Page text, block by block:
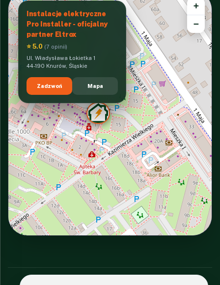
Instalacje elektryczne
Pro Installer - oficjalny
partner Eltrox
⭐ 5.0 (7 opinii)
Ul. Władysława Łokietka 1
44-190 Knurów, Śląskie
Zadzwoń Mapa
+
−
INTERACTIVE VIEW